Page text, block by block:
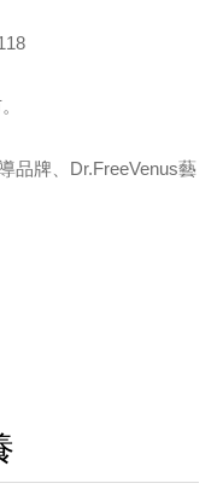
品牌、Dr.FreeVenus藝